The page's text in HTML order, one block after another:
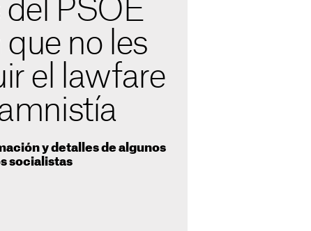
PSOE
no les
el lawfare
y detalles de algunos
socialistas